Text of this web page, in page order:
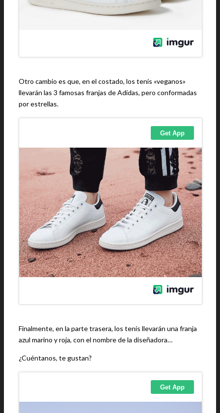
Otro cambio es que, en el costado, los tenis «veganos»
llevarán las 3 famosas franjas de Adidas, pero conformadas
por estrellas.
Finalmente, en la parte trasera, los tenis llevarán una franja
azul marino y roja, con el nombre de la diseñadora…
¿Cuéntanos, te gustan?